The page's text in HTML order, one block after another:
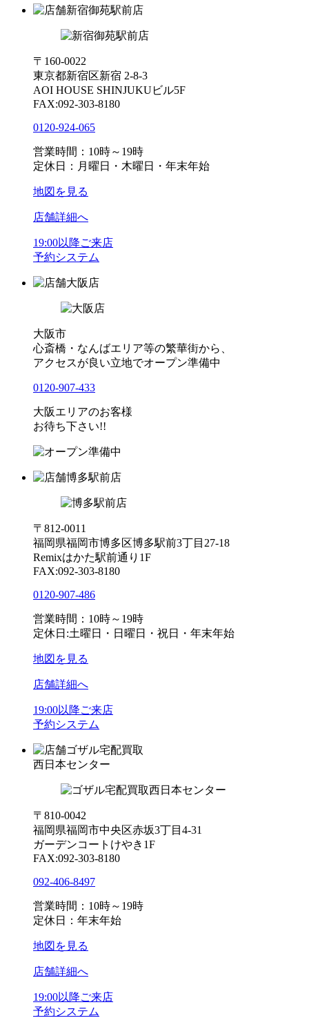
新宿御苑駅前店
〒160-0022
東京都新宿区新宿 2-8-3
AOI HOUSE SHINJUKUビル5F
FAX:092-303-8180
0120-924-065
営業時間：10時～19時
定休日：月曜日・木曜日・年末年始
地図を見る
店舗詳細へ
19:00以降ご来店
予約システム
大阪店
大阪市
心斎橋・なんばエリア等の繁華街から、
アクセスが良い立地でオープン準備中
0120-907-433
大阪エリアのお客様
お待ち下さい!!
博多駅前店
〒812-0011
福岡県福岡市博多区博多駅前3丁目27-18
Remixはかた駅前通り1F
FAX:092-303-8180
0120-907-486
営業時間：10時～19時
定休日:土曜日・日曜日・祝日・年末年始
地図を見る
店舗詳細へ
19:00以降ご来店
予約システム
ゴザル宅配買取
西日本センター
〒810-0042
福岡県福岡市中央区赤坂3丁目4-31
ガーデンコートけやき1F
FAX:092-303-8180
092-406-8497
営業時間：10時～19時
定休日：年末年始
地図を見る
店舗詳細へ
19:00以降ご来店
予約システム